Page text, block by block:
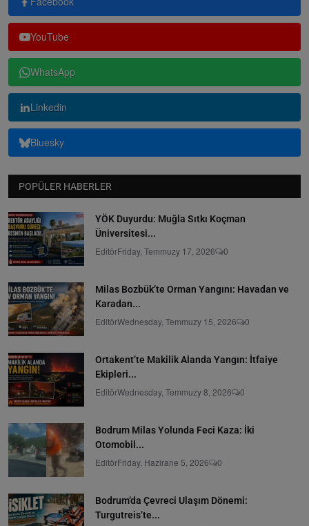
YouTube
WhatsApp
Linkedin
Bluesky
POPÜLER HABERLER
YÖK Duyurdu: Muğla Sıtkı Koçman
Üniversitesi...
EditörFriday, Temmuzy 17, 2026 0
Milas Bozbük’te Orman Yangını: Havadan ve
Karadan...
EditörWednesday, Temmuzy 15, 2026 0
Ortakent’te Makilik Alanda Yangın: İtfaiye
Ekipleri...
EditörWednesday, Temmuzy 8, 2026 0
Bodrum Milas Yolunda Feci Kaza: İki
Otomobil...
EditörFriday, Hazirane 5, 2026 0
Bodrum’da Çevreci Ulaşım Dönemi:
Turgutreis’te...